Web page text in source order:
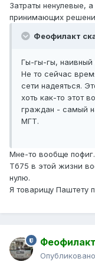
Затраты ненулевые,
принимающих
Феофилакт
Гы-гы-гы,
Не то сейчас
сети надеяться.
хоть как-то этот
граждан - самый
МГТ.
Мне-то вообще
Тб75 в этой жизни
нулю.
Я товарищу Паштету
Феофилакт
Опубликовано